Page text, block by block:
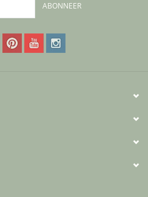
ABONNEER